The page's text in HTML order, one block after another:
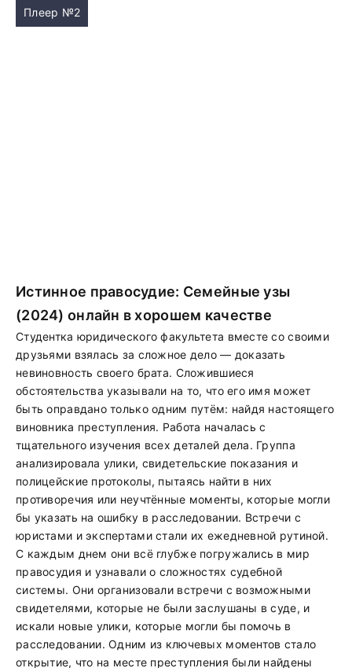
Плеер №2
Истинное правосудие: Семейные узы
(2024) онлайн в хорошем качестве
Студентка юридического факультета вместе со своими
друзьями взялась за сложное дело — доказать
невиновность своего брата. Сложившиеся
обстоятельства указывали на то, что его имя может
быть оправдано только одним путём: найдя настоящего
виновника преступления. Работа началась с
тщательного изучения всех деталей дела. Группа
анализировала улики, свидетельские показания и
полицейские протоколы, пытаясь найти в них
противоречия или неучтённые моменты, которые могли
бы указать на ошибку в расследовании. Встречи с
юристами и экспертами стали их ежедневной рутиной.
С каждым днем они всё глубже погружались в мир
правосудия и узнавали о сложностях судебной
системы. Они организовали встречи с возможными
свидетелями, которые не были заслушаны в суде, и
искали новые улики, которые могли бы помочь в
расследовании. Одним из ключевых моментов стало
открытие, что на месте преступления были найдены